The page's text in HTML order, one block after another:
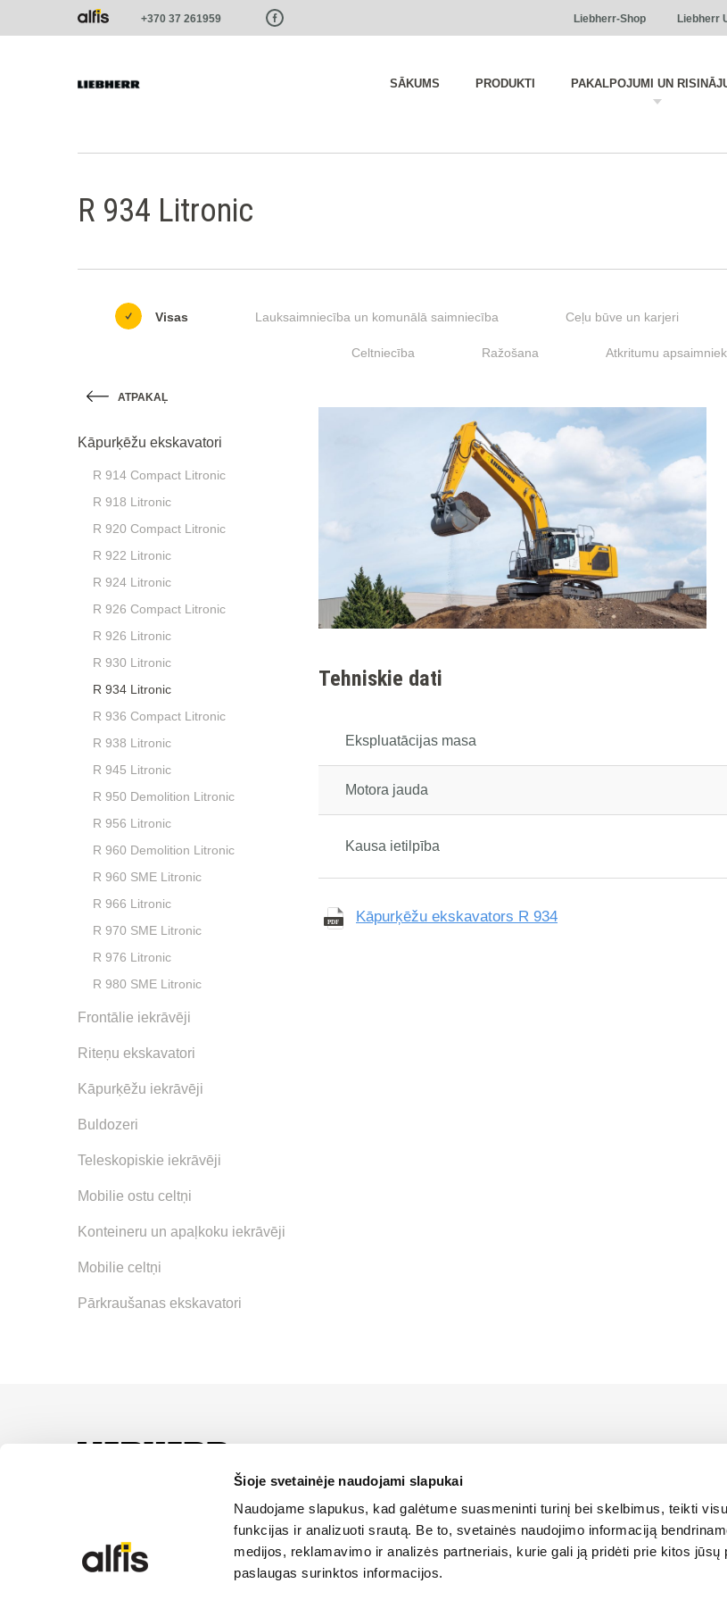
Šioje svetainėje naudojami slapukai
Naudojame slapukus, kad galėtume suasmeninti turinį bei skelbimus, teikti
funkcijas ir analizuoti srautą. Be to, svetainės naudojimo informaciją
medijos, reklamavimo ir analizės partneriais, kurie gali ją pridėti prie kitos jūsų
paslaugas surinktos informacijos.
Paste this code as high in the of the page as possible:
+370 37 261959 Liebherr-Shop Liebherr
SĀKUMS PRODUKTI PAKALPOJUMI UN
R 934 Litronic
Visas Lauksaimniecība un komunālā saimniecība Ceļu būve un karjeri
Celtniecība Ražošana Atkritumu
ATPAKAĻ
Kāpurķēžu ekskavatori
R 914 Compact Litronic
R 918 Litronic
R 920 Compact Litronic
R 922 Litronic
R 924 Litronic
R 926 Compact Litronic
R 926 Litronic
R 930 Litronic
R 934 Litronic
R 936 Compact Litronic
R 938 Litronic
R 945 Litronic
R 950 Demolition Litronic
R 956 Litronic
R 960 Demolition Litronic
R 960 SME Litronic
R 966 Litronic
R 970 SME Litronic
R 976 Litronic
R 980 SME Litronic
Frontālie iekrāvēji
Riteņu ekskavatori
Kāpurķēžu iekrāvēji
Buldozeri
Teleskopiskie iekrāvēji
Mobilie ostu celtņi
Konteineru un apaļkoku iekrāvēji
Mobilie celtņi
Pārkraušanas ekskavatori
Tehniskie dati
Ekspluatācijas masa
Motora jauda
Kausa ietilpība
Kāpurķēžu ekskavators R 934
servisa un risinājumu izplatīšanu Latvijas teritorijā.
SĪKDATŅU IZMANTOŠANA SĪKDATŅU IZMANTOŠANA SĪKDATŅU
LIETOŠANAS NOTEIKUMI
LIETOŠANAS